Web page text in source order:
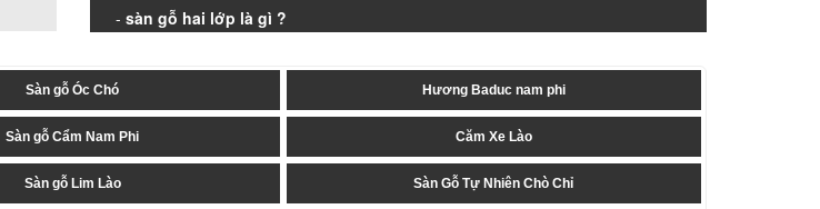
sàn gỗ hai lớp là gì ?
Sàn gỗ Óc Chó Hương Baduc nam phi
Sàn gỗ Cẩm Nam Phi Căm Xe Lào
Sàn gỗ Lim Lào Sàn Gỗ Tự Nhiên Chò Chỉ